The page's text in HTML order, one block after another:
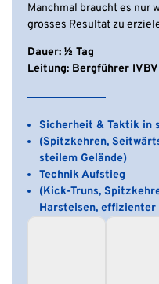
Manchmal braucht es nur
grosses Resultat zu
Dauer: ½ Tag
Leitung: Bergführer IVBV
Sicherheit & Taktik in
(Spitzkehren,
steilem Gelände)
Technik Aufstieg
(Kick-Truns,
Harsteisen, effizienter